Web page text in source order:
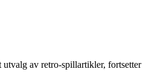
av retro-spillartikler, fortsetter